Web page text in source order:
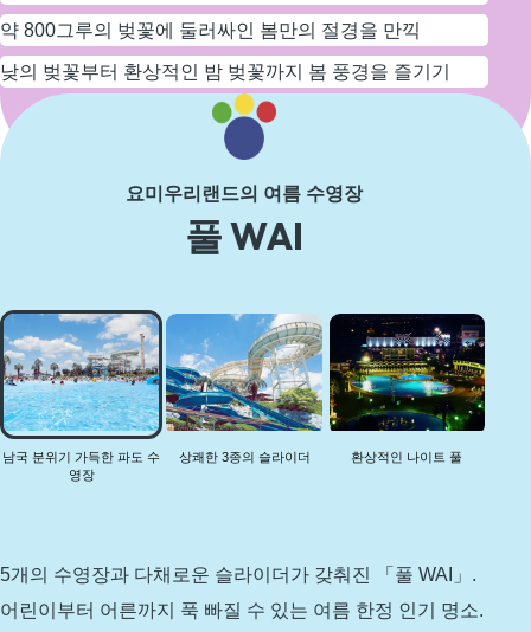
약 800그루의 벚꽃에 둘러싸인 봄만의 절경을 만끽
낮의 벚꽃부터 환상적인 밤 벚꽃까지 봄 풍경을 즐기기
자세히 보기
요미우리랜드의 여름 수영장
풀 WAI
남
국
분
위
기
가
도
영
남국 분위기 가득한 파도 수
영장
상쾌한 3종의 슬라이더 환상적인 나이트 풀
5개의 수영장과 다채로운 슬라이더가 갖춰진 「풀 WAI」.
어린이부터 어른까지 푹 빠질 수 있는 여름 한정 인기 명소.